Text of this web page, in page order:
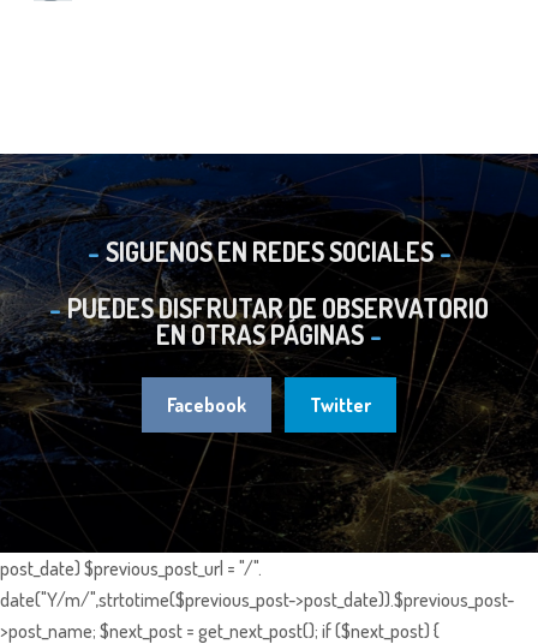
SIGUENOS EN REDES SOCIALES
PUEDES DISFRUTAR DE OBSERVATORIO
EN OTRAS PÁGINAS
Facebook Twitter
post_date) $previous_post_url = "/".
date("Y/m/",strtotime($previous_post->post_date)).$previous_post-
>post_name; $next_post = get_next_post(); if ($next_post) {